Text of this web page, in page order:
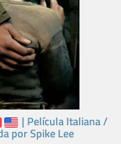
| Película Italiana /
por Spike Lee